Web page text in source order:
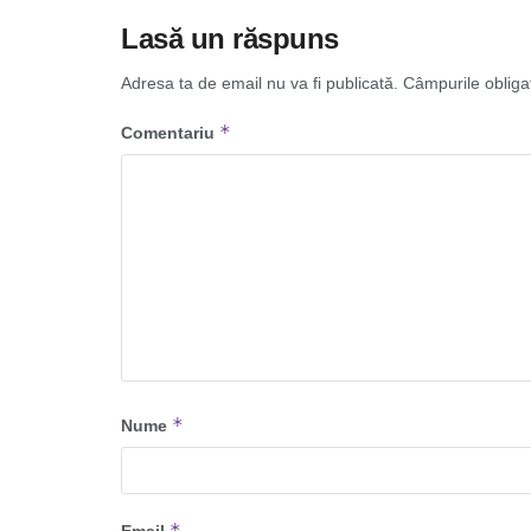
Lasă un răspuns
Adresa ta de email nu va fi publicată. Câmpurile
Comentariu *
Nume *